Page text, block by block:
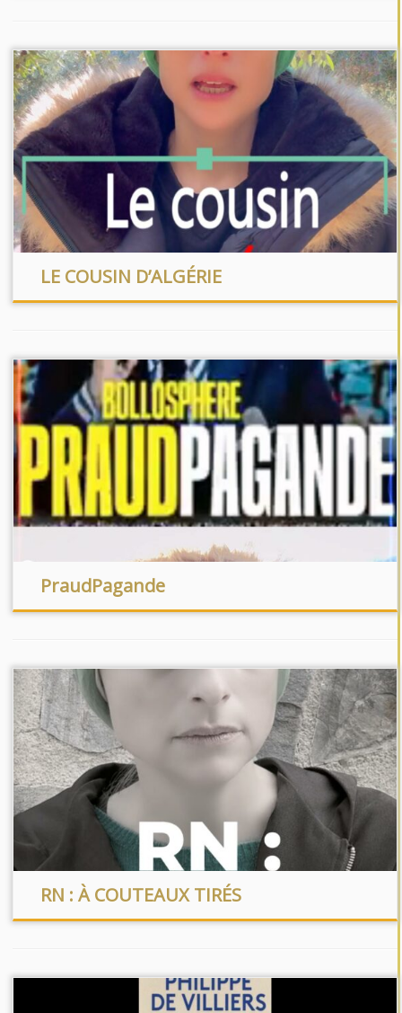
LE COUSIN D’ALGÉRIE
PraudPagande
RN : À COUTEAUX TIRÉS